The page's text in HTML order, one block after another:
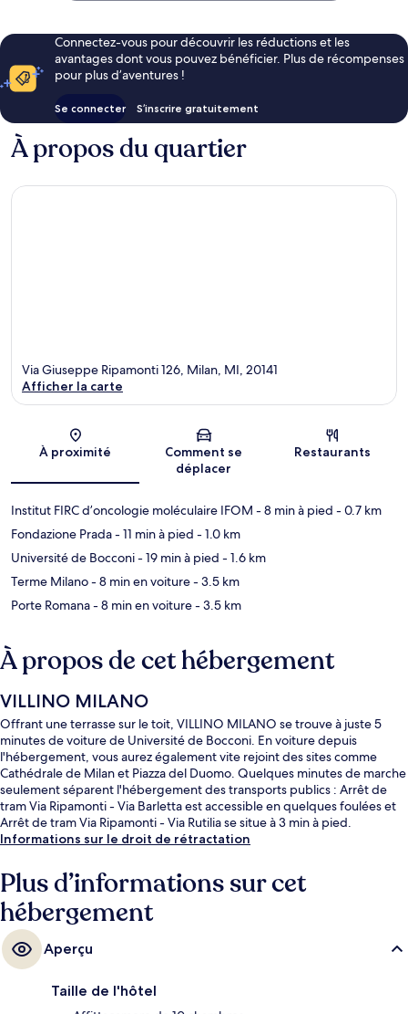
Connectez-vous pour découvrir les réductions et les
avantages dont vous pouvez bénéficier. Plus de récompenses
pour plus d’aventures !
Se connecter S’inscrire gratuitement
À propos du quartier
Carte
Via Giuseppe Ripamonti 126, Milan, MI, 20141
Afficher la carte
À proximité
Comment se
déplacer
Restaurants
Institut FIRC d’oncologie moléculaire IFOM - 8 min à pied - 0.7 km
Fondazione Prada- 11 min à pied - 1.0 km
Université de Bocconi- 19 min à pied - 1.6 km
Terme Milano- 8 min en voiture- 3.5 km
Porte Romana- 8 min en voiture- 3.5 km
À propos de cet hébergement
VILLINO MILANO
Offrant une terrasse sur le toit, VILLINO MILANO se trouve à juste 5
minutes de voiture de Université de Bocconi. En voiture depuis
l'hébergement, vous aurez également vite rejoint des sites comme
Cathédrale de Milan et Piazza del Duomo. Quelques minutes de marche
seulement séparent l'hébergement des transports publics : Arrêt de
tram Via Ripamonti - Via Barletta est accessible en quelques foulées et
Arrêt de tram Via Ripamonti - Via Rutilia se situe à 3 min à pied.
Informations sur le droit de rétractation
Plus d’informations sur cet
hébergement
Aperçu
Taille de l'hôtel